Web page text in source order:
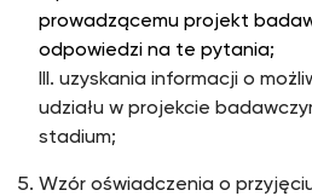
prowadzącemu projekt
odpowiedzi na te pytania;
III. uzyskania informacji o
udziału w projekcie
stadium;
Wzór oświadczenia o